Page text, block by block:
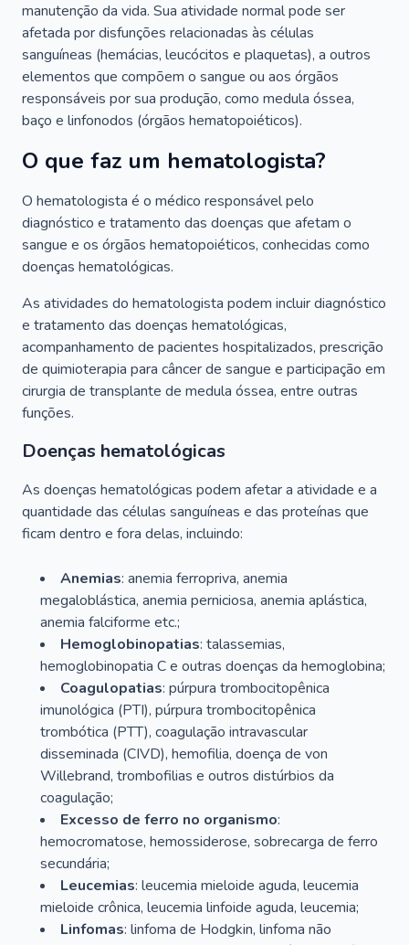
manutenção da vida. Sua atividade normal pode ser
afetada por disfunções relacionadas às células
sanguíneas (hemácias, leucócitos e plaquetas), a outros
elementos que compõem o sangue ou aos órgãos
responsáveis por sua produção, como medula óssea,
baço e linfonodos (órgãos hematopoiéticos).
O que faz um hematologista?
O hematologista é o médico responsável pelo
diagnóstico e tratamento das doenças que afetam o
sangue e os órgãos hematopoiéticos, conhecidas como
doenças hematológicas.
As atividades do hematologista podem incluir diagnóstico
e tratamento das doenças hematológicas,
acompanhamento de pacientes hospitalizados, prescrição
de quimioterapia para câncer de sangue e participação em
cirurgia de transplante de medula óssea, entre outras
funções.
Doenças hematológicas
As doenças hematológicas podem afetar a atividade e a
quantidade das células sanguíneas e das proteínas que
ficam dentro e fora delas, incluindo:
Anemias: anemia ferropriva, anemia
megaloblástica, anemia perniciosa, anemia aplástica,
anemia falciforme etc.;
Hemoglobinopatias: talassemias,
hemoglobinopatia C e outras doenças da hemoglobina;
Coagulopatias: púrpura trombocitopênica
imunológica (PTI), púrpura trombocitopênica
trombótica (PTT), coagulação intravascular
disseminada (CIVD), hemofilia, doença de von
Willebrand, trombofilias e outros distúrbios da
coagulação;
Excesso de ferro no organismo:
hemocromatose, hemossiderose, sobrecarga de ferro
secundária;
Leucemias: leucemia mieloide aguda, leucemia
mieloide crônica, leucemia linfoide aguda, leucemia;
Linfomas: linfoma de Hodgkin, linfoma não